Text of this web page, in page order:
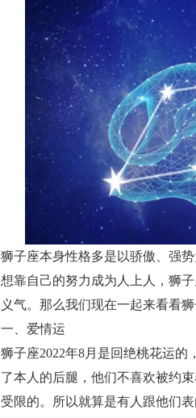
狮子座本身性格多是以骄傲、强
想靠自己的努力成为人上人，狮
义气。那么我们现在一起来看看
一、爱情运
狮子座2022年8月是回绝桃花运
了本人的后腿，他们不喜欢被约
受限的。所以就算是有人跟他们